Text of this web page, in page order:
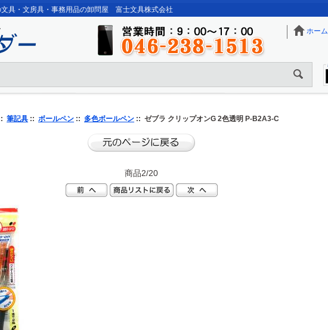
具・文房具・事務用品の卸問屋 富士文具株式会社
ホーム
筆記具 ::ボールペン ::多色ボールペン :: ゼブラ クリップオンG 2色透明 P-B2A3-C
商品2/20